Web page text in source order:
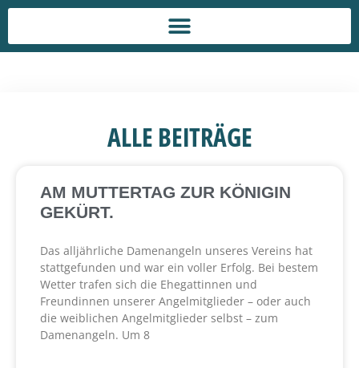
ALLE BEITRÄGE
AM MUTTERTAG ZUR KÖNIGIN
GEKÜRT.
Das alljährliche Damenangeln unseres Vereins hat
stattgefunden und war ein voller Erfolg. Bei bestem
Wetter trafen sich die Ehegattinnen und
Freundinnen unserer Angelmitglieder – oder auch
die weiblichen Angelmitglieder selbst – zum
Damenangeln. Um 8